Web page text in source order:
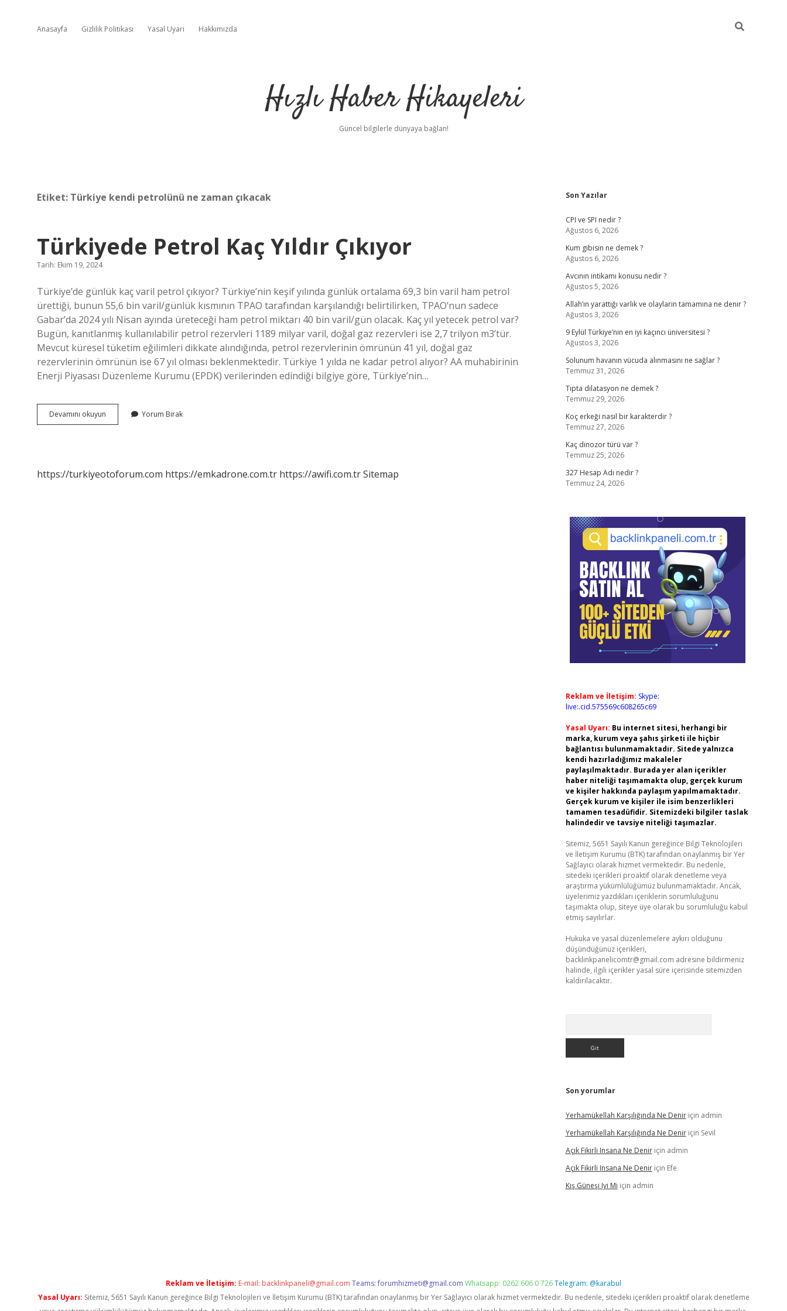
Anasayfa Gizlilik Politikası Yasal Uyarı Hakkımızda
Hızlı Haber Hikayeleri
Güncel bilgilerle dünyaya bağlan!
Etiket: Türkiye kendi petrolünü ne zaman çıkacak
Türkiyede Petrol Kaç Yıldır Çıkıyor
Tarih: Ekim 19, 2024
Türkiye’de günlük kaç varil petrol çıkıyor? Türkiye’nin keşif yılında günlük ortalama 69,3 bin varil ham petrol
ürettiği, bunun 55,6 bin varil/günlük kısmının TPAO tarafından karşılandığı belirtilirken, TPAO’nun sadece
Gabar’da 2024 yılı Nisan ayında üreteceği ham petrol miktarı 40 bin varil/gün olacak. Kaç yıl yetecek petrol var?
Bugün, kanıtlanmış kullanılabilir petrol rezervleri 1189 milyar varil, doğal gaz rezervleri ise 2,7 trilyon m3’tür.
Mevcut küresel tüketim eğilimleri dikkate alındığında, petrol rezervlerinin ömrünün 41 yıl, doğal gaz
rezervlerinin ömrünün ise 67 yıl olması beklenmektedir. Türkiye 1 yılda ne kadar petrol alıyor? AA muhabirinin
Enerji Piyasası Düzenleme Kurumu (EPDK) verilerinden edindiği bilgiye göre, Türkiye’nin…
Devamını okuyun Türkiyede
Petrol
Yorum Bırak
https://turkiyeotoforum.com https://emkadrone.com.tr https://awifi.com.trSitemap
Sidebar
Son Yazılar
CPI ve SPI nedir ?
Ağustos 6, 2026
Kum gibisin ne demek ?
Ağustos 6, 2026
Avcının intikamı konusu nedir ?
Ağustos 5, 2026
Allah’ın yarattığı varlık ve olaylarin tamamına ne denir ?
Ağustos 3, 2026
9 Eylül Türkiye’nin en iyi kaçıncı üniversitesi ?
Ağustos 3, 2026
Solunum havanın vücuda alınmasını ne sağlar ?
Temmuz 31, 2026
Tıpta dilatasyon ne demek ?
Temmuz 29, 2026
Koç erkeği nasıl bir karakterdir ?
Temmuz 27, 2026
Kaç dinozor türü var ?
Temmuz 25, 2026
327 Hesap Adı nedir ?
Temmuz 24, 2026
Reklam ve İletişim: Skype:
live:.cid.575569c608265c69
Yasal Uyarı: Bu internet sitesi, herhangi bir
marka, kurum veya şahıs şirketi ile hiçbir
bağlantısı bulunmamaktadır. Sitede yalnızca
kendi hazırladığımız makaleler
paylaşılmaktadır. Burada yer alan içerikler
haber niteliği taşımamakta olup, gerçek kurum
ve kişiler hakkında paylaşım yapılmamaktadır.
Gerçek kurum ve kişiler ile isim benzerlikleri
tamamen tesadüfidir. Sitemizdeki bilgiler taslak
halindedir ve tavsiye niteliği taşımazlar.
Sitemiz, 5651 Sayılı Kanun gereğince Bilgi Teknolojileri
ve İletişim Kurumu (BTK) tarafından onaylanmış bir Yer
Sağlayıcı olarak hizmet vermektedir. Bu nedenle,
sitedeki içerikleri proaktif olarak denetleme veya
araştırma yükümlülüğümüz bulunmamaktadır. Ancak,
üyelerimiz yazdıkları içeriklerin sorumluluğunu
taşımakta olup, siteye üye olarak bu sorumluluğu kabul
etmiş sayılırlar.
Hukuka ve yasal düzenlemelere aykırı olduğunu
düşündüğünüz içerikleri,
backlinkpanelicomtr@gmail.com adresine bildirmeniz
halinde, ilgili içerikler yasal süre içerisinde sitemizden
kaldırılacaktır.
Son yorumlar
Yerhamükellah Karşılığında Ne Deniriçin admin
Yerhamükellah Karşılığında Ne Deniriçin Sevil
Açık Fikirli Insana Ne Deniriçin admin
Açık Fikirli Insana Ne Deniriçin Efe
Kış Güneşi Iyi Mi için admin
Reklam ve İletişim: E-mail: backlinkpaneli@gmail.com Teams:forumhizmeti@gmail.com Whatsapp: 0262 606 0 726Telegram: @karabul
Yasal Uyarı: Sitemiz, 5651 Sayılı Kanun gereğince Bilgi Teknolojileri ve İletişim Kurumu (BTK) tarafından onaylanmış bir Yer Sağlayıcı olarak hizmet vermektedir. Bu nedenle, sitedeki içerikleri proaktif olarak denetleme